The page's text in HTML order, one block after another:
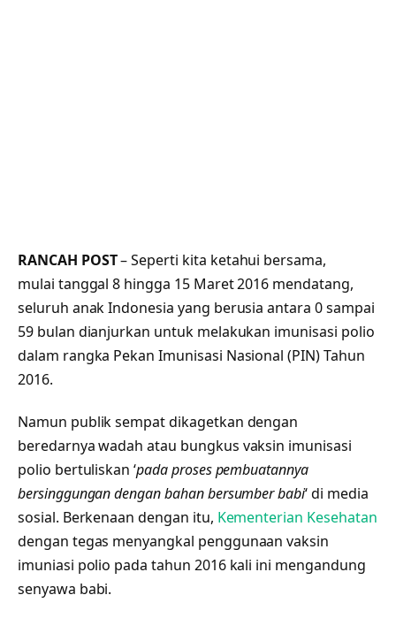
RANCAH POST– Seperti kita ketahui bersama,
mulai tanggal 8 hingga 15 Maret 2016 mendatang,
seluruh anak Indonesia yang berusia antara 0 sampai
59 bulan dianjurkan untuk melakukan imunisasi polio
dalam rangka Pekan Imunisasi Nasional (PIN) Tahun
2016.
Namun publik sempat dikagetkan dengan
beredarnya wadah atau bungkus vaksin imunisasi
polio bertuliskan ‘pada proses pembuatannya
bersinggungan dengan bahan bersumber babi‘ di media
sosial. Berkenaan dengan itu, Kementerian Kesehatan
dengan tegas menyangkal penggunaan vaksin
imuniasi polio pada tahun 2016 kali ini mengandung
senyawa babi.